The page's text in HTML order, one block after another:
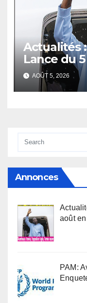
Actualités
Lance du
AOÛT 5, 2026
Annonces
août
PAM: